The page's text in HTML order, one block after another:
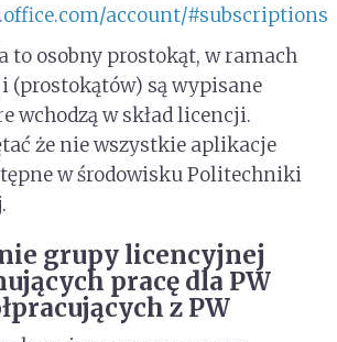
account/#subscriptions
to osobny prostokąt, w ramach
(prostokątów) są wypisane
wchodzą w skład licencji.
że nie wszystkie aplikacje
w środowisku Politechniki
grupy licencyjnej
pracę dla PW
z PW